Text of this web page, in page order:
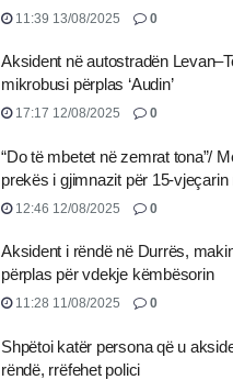
11:39 13/08/2025 0
Aksident në autostradën
mikrobusi përplas ‘Audin’
17:17 12/08/2025 0
“Do të mbetet në zemrat tona”/
prekës i gjimnazit për 15-vjeçarin
12:46 12/08/2025 0
Aksident i rëndë në Durrës,
përplas për vdekje këmbësorin
11:28 11/08/2025 0
Shpëtoi katër persona që u
rëndë, rrëfehet polici